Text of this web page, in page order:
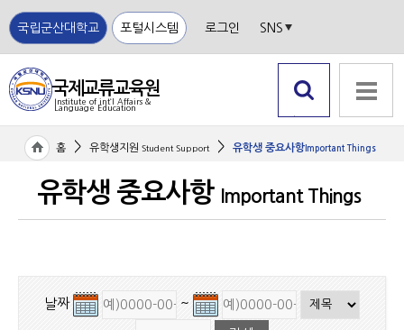
국립군산대학교 포털시스템 로그인 SNS
전체메뉴
군산
대학
국제교류교육원
Institute of int‘l Affairs &
Language Education
홈 > 유학생지원 Student Support > 유학생 중요사항Important Things
유학생 중요사항 Important Things
날짜 ~